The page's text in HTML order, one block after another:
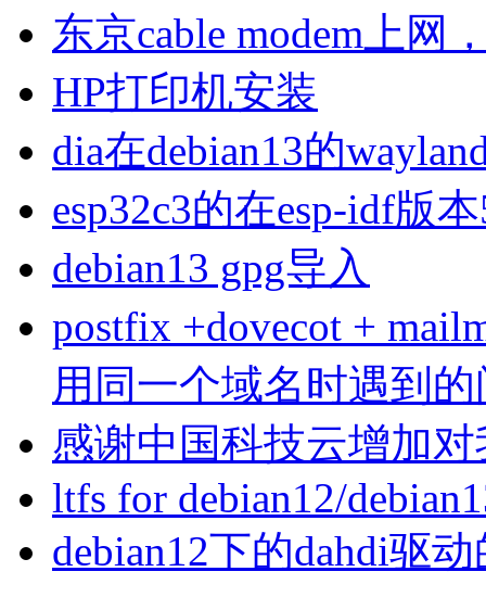
东京cable modem上网
HP打印机安装
dia在debian13的
esp32c3的在esp-idf版
debian13 gpg导入
postfix +dovecot +
用同一个域名时遇到
感谢中国科技云增加
ltfs for debian12/
debian12下的dahdi驱动